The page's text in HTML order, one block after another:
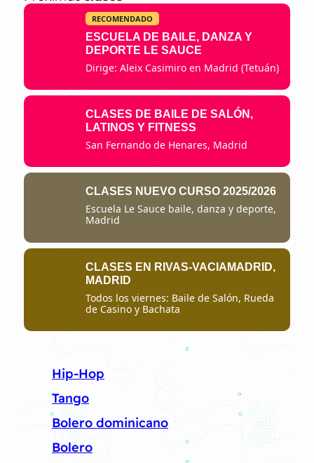
RECOMENDADO
ESCUELA DE BAILE, DANZA Y
DEPORTE LE SAUCE
Dirige: Aleix Casimiro en Madrid (Tetuán)
CLASES DE BAILE DE SALÓN,
LATINOS Y FITNESS
San Fernando de Henares, Madrid
CLASES NUEVO CURSO 2025/2026
Escuela Le Sauce baile, danza y deporte,
Madrid
CLASES EN RIVAS-VACIAMADRID,
MADRID
Todos los viernes: Baile de Salón, Rueda
de Casino y Bachata
Hip-Hop
Tango
Bolero dominicano
Bolero